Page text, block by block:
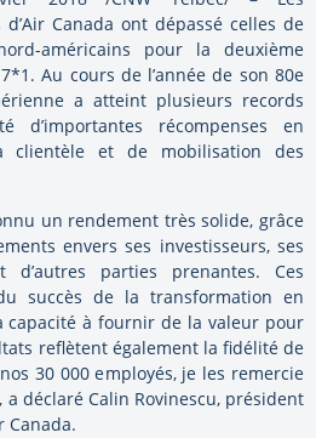
Canada ont dépassé celles de
américains pour la deuxième
Au cours de l’année de son 80e
a atteint plusieurs records
d’importantes récompenses en
clientèle et de mobilisation des
un rendement très solide, grâce
envers ses investisseurs, ses
d’autres parties prenantes. Ces
succès de la transformation en
capacité à fournir de la valeur pour
reflètent également la fidélité de
30 000 employés, je les remercie
a déclaré Calin Rovinescu, président
Canada.